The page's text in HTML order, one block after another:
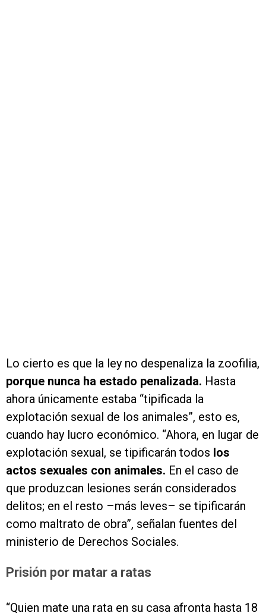
Lo cierto es que la ley no despenaliza la zoofilia,
porque nunca ha estado penalizada. Hasta
ahora únicamente estaba “tipificada la
explotación sexual de los animales”, esto es,
cuando hay lucro económico. “Ahora, en lugar de
explotación sexual, se tipificarán todos los
actos sexuales con animales. En el caso de
que produzcan lesiones serán considerados
delitos; en el resto –más leves– se tipificarán
como maltrato de obra”, señalan fuentes del
ministerio de Derechos Sociales.
Prisión por matar a ratas
“Quien mate una rata en su casa afronta hasta 18